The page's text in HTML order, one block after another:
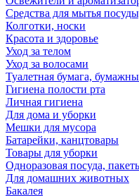
Средства для мытья
Колготки, носки
Красота и здоровье
Уход за телом
Уход за волосами
Туалетная бумага,
Гигиена полости рта
Личная гигиена
Для дома и уборки
Мешки для мусора
Батарейки, канцтовары
Товары для уборки
Одноразовая посуда,
Для домашних животных
Бакалея